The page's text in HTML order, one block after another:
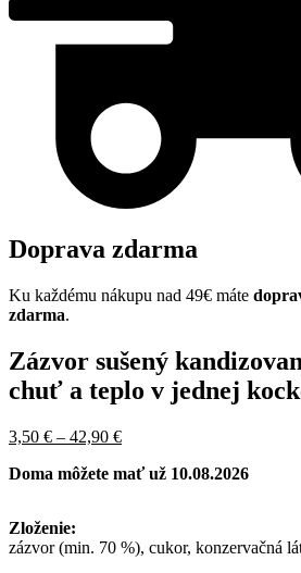
Doprava zdarma
Ku každému nákupu nad 49€ máte
zdarma.
Zázvor sušený
chuť a teplo v jednej
Pôvodná
bola:
44,00 €Price
range:
3,50 € – 42,90 €Price
3,50 €
Aktuálna
je:
range:
Doma môžete mať už 10.08.2026
Zloženie:
zázvor (min. 70 %), cukor, konzervačná